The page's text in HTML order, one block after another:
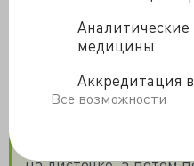
Аналитические
медицины
Аккредитация
Все возможности
Иван Иваныч подумал
что собирается сейчас с